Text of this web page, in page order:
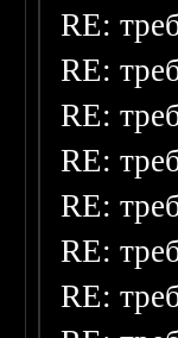
RE:
RE:
RE:
RE:
RE:
RE:
RE: